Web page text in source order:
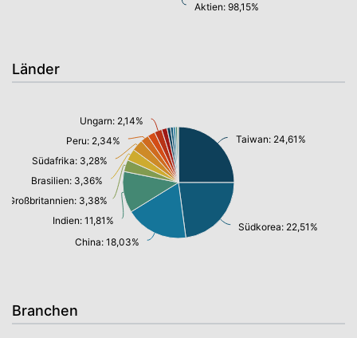
Aktien: 98,15%
Länder
Taiwan: 24,61%
Südkorea: 22,51%
China: 18,03%
Indien: 11,81%
Großbritannien: 3,38%
Brasilien: 3,36%
Südafrika: 3,28%
Peru: 2,34%
Ungarn: 2,14%
Branchen